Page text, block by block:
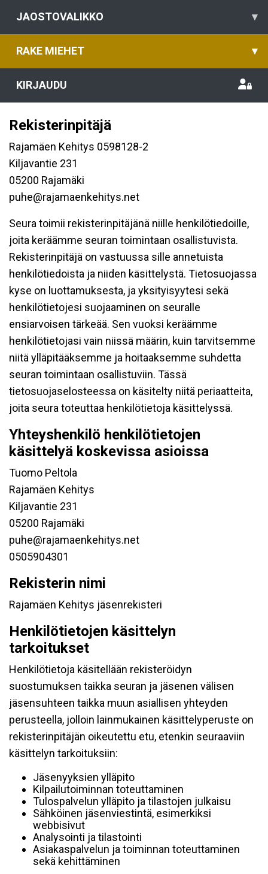
JAOSTOVALIKKO ▾
RAKE MIEHET ▾
KIRJAUDU
Rekisterinpitäjä
Rajamäen Kehitys 0598128-2
Kiljavantie 231
05200 Rajamäki
puhe@rajamaenkehitys.net
Seura toimii rekisterinpitäjänä niille henkilötiedoille,
joita keräämme seuran toimintaan osallistuvista.
Rekisterinpitäjä on vastuussa sille annetuista
henkilötiedoista ja niiden käsittelystä. Tietosuojassa
kyse on luottamuksesta, ja yksityisyytesi sekä
henkilötietojesi suojaaminen on seuralle
ensiarvoisen tärkeää. Sen vuoksi keräämme
henkilötietojasi vain niissä määrin, kuin tarvitsemme
niitä ylläpitääksemme ja hoitaaksemme suhdetta
seuran toimintaan osallistuviin. Tässä
tietosuojaselosteessa on käsitelty niitä periaatteita,
joita seura toteuttaa henkilötietoja käsittelyssä.
Yhteyshenkilö henkilötietojen
käsittelyä koskevissa asioissa
Tuomo Peltola
Rajamäen Kehitys
Kiljavantie 231
05200 Rajamäki
puhe@rajamaenkehitys.net
0505904301
Rekisterin nimi
Rajamäen Kehitys jäsenrekisteri
Henkilötietojen käsittelyn
tarkoitukset
Henkilötietoja käsitellään rekisteröidyn
suostumuksen taikka seuran ja jäsenen välisen
jäsensuhteen taikka muun asiallisen yhteyden
perusteella, jolloin lainmukainen käsittelyperuste on
rekisterinpitäjän oikeutettu etu, etenkin seuraaviin
käsittelyn tarkoituksiin:
Jäsenyyksien ylläpito
Kilpailutoiminnan toteuttaminen
Tulospalvelun ylläpito ja tilastojen julkaisu
Sähköinen jäsenviestintä, esimerkiksi
webbisivut
Analysointi ja tilastointi
Asiakaspalvelun ja toiminnan toteuttaminen
sekä kehittäminen